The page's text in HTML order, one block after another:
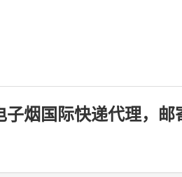
子烟国际快递代理，